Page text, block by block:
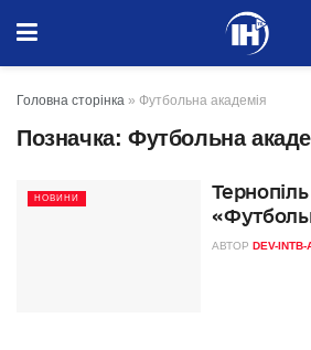
Головна сторінка » Футбольна академія
Позначка: Футбольна
НОВИНИ
АВТОР DEV-INTB-